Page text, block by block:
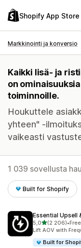
Shopify App Store
Markkinointi ja konversio
Kaikki lisä- ja
on
toiminnoille.
Houkuttele
yhteen" -
vaikeasti
1 039 sovellusta
Built for Shopify
Essential Upsell
5,0/ 5 tähteä
(2 206)
2206 arvostelua
•
Lift AOV with
Built for